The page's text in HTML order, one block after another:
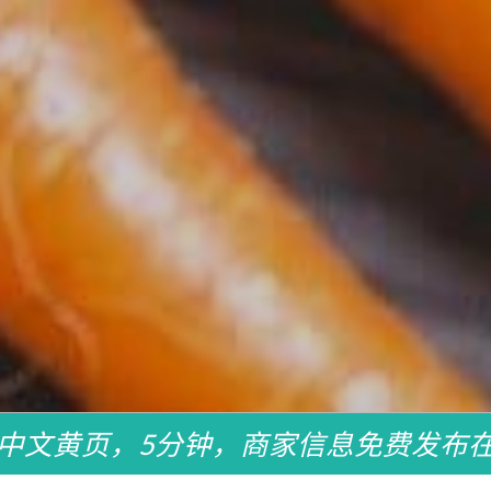
文黄页，5分钟，商家信息免费发布